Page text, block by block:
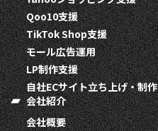
Qoo10支援
TikTok Shop支援
モール広告運用
LP制作支援
自社ECサイト立ち上げ・制作
会社紹介
会社概要